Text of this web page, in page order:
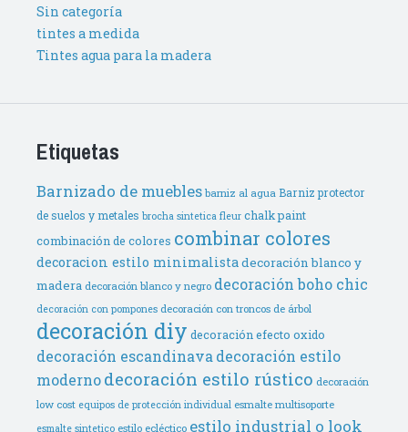
Sin categoría
tintes a medida
Tintes agua para la madera
Etiquetas
Barnizado de muebles barniz al agua Barniz protector
de suelos y metales brocha sintetica fleur chalk paint
combinación de colores combinar colores
decoracion estilo minimalistadecoración blanco y
madera decoración blanco y negro decoración boho chic
decoración con pompones decoración con troncos de árbol
decoración diy decoración efecto oxido
decoración escandinavadecoración estilo
modernodecoración estilo rústico decoración
low cost equipos de protección individual esmalte multisoporte
esmalte sintetico estilo ecléctico estilo industrial o look